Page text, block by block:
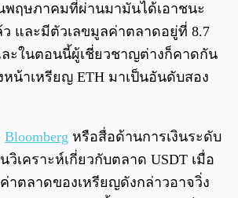
พฤษภาคมที่ผ่านมามันได้เอาชนะ
และมีตัวเลขมูลค่าตลาดอยู่ที่ 8.7
ะในตอนนี้ผู้เชี่ยวชาญต่างก็คาดกัน
หน้าเหรียญ ETH มาเป็นอันดับสอง
Bloomberg หรือสื่อด้านการเงินระดับ
เคราะห์เกี่ยวกับตลาด USDT เมื่อ
าตลาดของเหรียญดังกล่าวอาจวิ่ง